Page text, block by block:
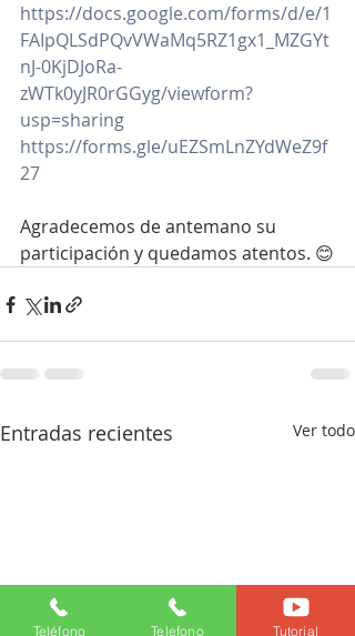
https://docs.google.com/forms/d/e/1
FAIpQLSdPQvVWaMq5RZ1gx1_MZGYt
nJ-0KjDJoRa-
zWTk0yJR0rGGyg/viewform?
usp=sharing
https://forms.gle/uEZSmLnZYdWeZ9f
27
Agradecemos de antemano su
participación y quedamos atentos. 😊
Entradas recientes Ver todo
Teléfono Telefono Tutorial